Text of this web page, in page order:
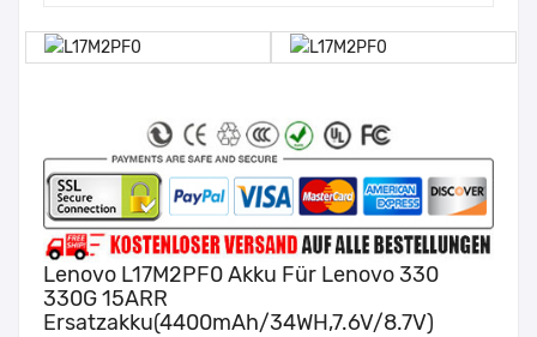
Lenovo L17M2PF0 Akku Für Lenovo 330
330G 15ARR
Ersatzakku(4400mAh/34WH,7.6V/8.7V)